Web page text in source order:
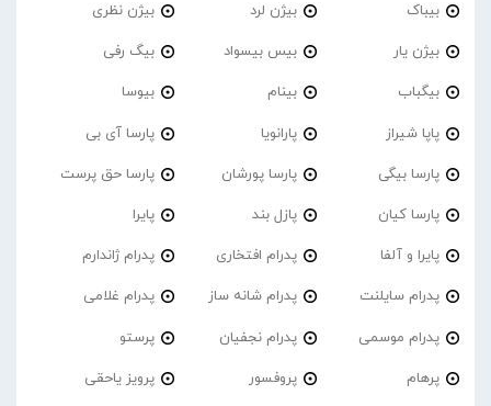
بیباک بیژن لرد بیژن نظری
بیژن یار بیس بیسواد بیگ رفی
بیگباب بینام بیوسا
پاپا شیراز پارانویا پارسا آی بی
پارسا بیگی پارسا پورشان پارسا حق پرست
پارسا کیان پازل بند پایرا
پایرا و آلفا پدرام افتخاری پدرام ژاندارم
پدرام‌ سایلنت پدرام شانه ساز پدرام غلامی
پدرام موسمی پدرام نجفیان پرستو
پرهام پروفسور پرویز یاحقی